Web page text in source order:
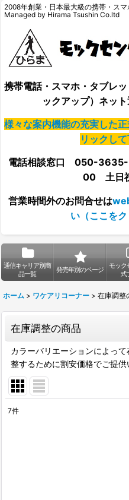
2008年創業・日本最大級の携帯・ス
Managed by Hirama Tsushin Co.ltd
携帯電話・スマホ・タブレ
ックアップ）ネッ
様々な案内機能の充実した
リックし
電話相談窓口 050-
00 土日
営業時間外のお問合せは
い（ここをク
通信キャリア別商
品一覧
発売年別のページ
モック
式
ホーム > ワケアリコーナー > 在庫調整
在庫調整の商品
カラーバリエーションによっ
整するために割安価格でご提供
7件